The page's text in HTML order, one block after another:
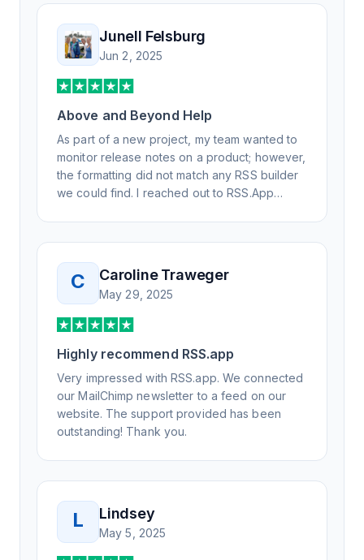
professionally. Highly recommend for all your
RSS feed needs. Our trucking news hub
website couldn't work without it. Thank you.
Junell Felsburg
Jun 2, 2025
Above and Beyond Help
As part of a new project, my team wanted to
monitor release notes on a product; however,
the formatting did not match any RSS builder
we could find. I reached out to RSS.App
day, but I spoke to someone who was
knowledgeable, kind, and clearly wanted to
understand the issue. It has been a few
weeks, but after many revisions and direct
support, all of my release notes are in a way
that my users understand and find value in.
Honestly, it has been an exceptional
experience, and I will be pushing everyone I
know to RSS.app for their RSS needs.
C Caroline Traweger
May 29, 2025
Highly recommend RSS.app
Very impressed with RSS.app. We connected
our MailChimp newsletter to a feed on our
website. The support provided has been
outstanding! Thank you.
L Lindsey
May 5, 2025